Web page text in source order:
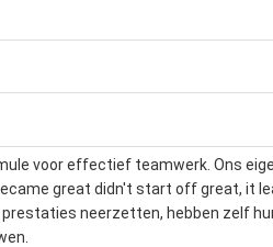
voor effectief teamwerk. Ons
great didn't start off great, it
neerzetten, hebben zelf